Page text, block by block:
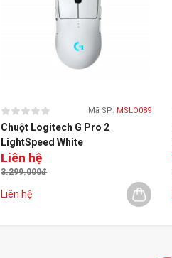
Mã SP: MSLO089
Chuột Logitech G Pro 2
LightSpeed White
Liên hệ
3.299.000đ
Liên hệ